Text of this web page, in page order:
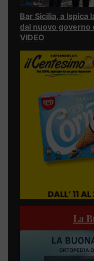
Bar Sicilia, a Ispica
dal nuovo governo
VIDEO
La